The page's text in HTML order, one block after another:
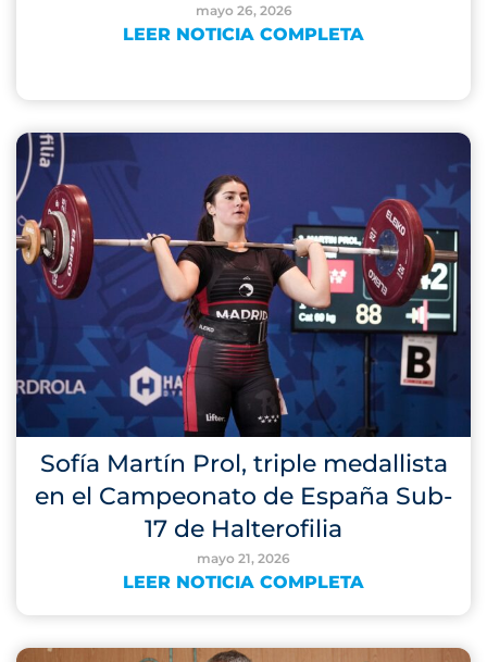
mayo 26, 2026
LEER NOTICIA COMPLETA
Sofía Martín Prol, triple medallista
en el Campeonato de España Sub-
17 de Halterofilia
mayo 21, 2026
LEER NOTICIA COMPLETA